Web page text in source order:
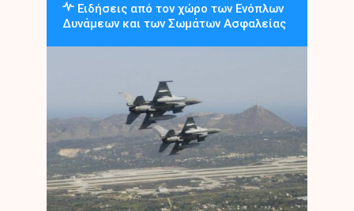
Ειδήσεις από τον χώρο των Ενόπλων
Δυνάμεων και των Σωμάτων Ασφαλείας